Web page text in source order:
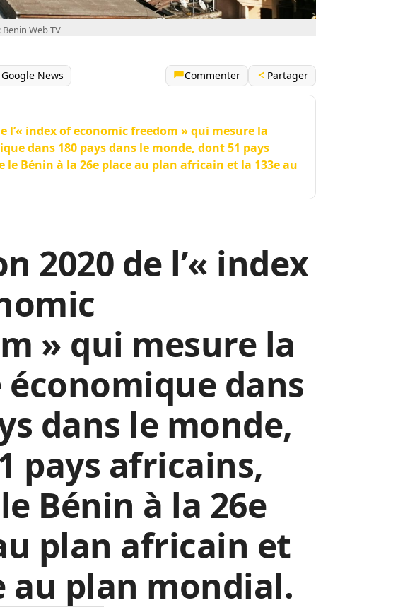
Web TV
Google News Commenter Partager
l’« index of economic freedom » qui mesure la
dans 180 pays dans le monde, dont 51 pays
le Bénin à la 26e place au plan africain et la 133e au
2020 de l’« index
» qui mesure la
dans
dans le monde,
pays africains,
Bénin à la 26e
plan africain et
au plan mondial.